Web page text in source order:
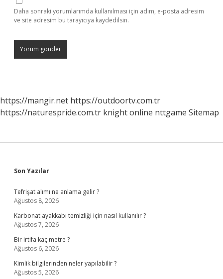
Daha sonraki yorumlarımda kullanılması için adım, e-posta adresim
ve site adresim bu tarayıcıya kaydedilsin.
https://mangir.net https://outdoortv.com.tr
https://naturespride.com.tr knight online nttgame Sitemap
Sidebar
Son Yazılar
Tefrişat alımı ne anlama gelir ?
Ağustos 8, 2026
Karbonat ayakkabı temizliği için nasıl kullanılır ?
Ağustos 7, 2026
Bir irtifa kaç metre ?
Ağustos 6, 2026
Kimlik bilgilerinden neler yapılabilir ?
Ağustos 5, 2026